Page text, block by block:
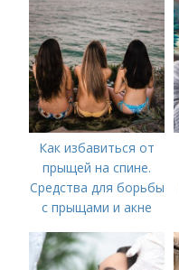
Как избавиться от
прыщей на спине.
Средства для борьбы
с прыщами и акне